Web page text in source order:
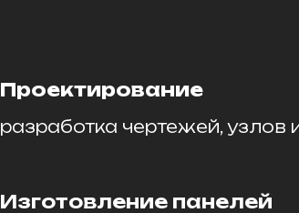
Проектирование
разработка чертежей,
Изготовление панелей